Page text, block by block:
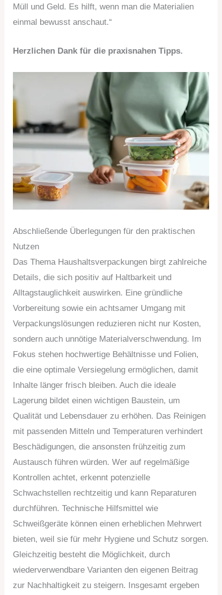
Müll und Geld. Es hilft, wenn man die Materialien
einmal bewusst anschaut.“
Herzlichen Dank für die praxisnahen Tipps.
Abschließende Überlegungen für den praktischen
Nutzen
Das Thema Haushaltsverpackungen birgt zahlreiche
Details, die sich positiv auf Haltbarkeit und
Alltagstauglichkeit auswirken. Eine gründliche
Vorbereitung sowie ein achtsamer Umgang mit
Verpackungslösungen reduzieren nicht nur Kosten,
sondern auch unnötige Materialverschwendung. Im
Fokus stehen hochwertige Behältnisse und Folien,
die eine optimale Versiegelung ermöglichen, damit
Inhalte länger frisch bleiben. Auch die ideale
Lagerung bildet einen wichtigen Baustein, um
Qualität und Lebensdauer zu erhöhen. Das Reinigen
mit passenden Mitteln und Temperaturen verhindert
Beschädigungen, die ansonsten frühzeitig zum
Austausch führen würden. Wer auf regelmäßige
Kontrollen achtet, erkennt potenzielle
Schwachstellen rechtzeitig und kann Reparaturen
durchführen. Technische Hilfsmittel wie
Schweißgeräte können einen erheblichen Mehrwert
bieten, weil sie für mehr Hygiene und Schutz sorgen.
Gleichzeitig besteht die Möglichkeit, durch
wiederverwendbare Varianten den eigenen Beitrag
zur Nachhaltigkeit zu steigern. Insgesamt ergeben